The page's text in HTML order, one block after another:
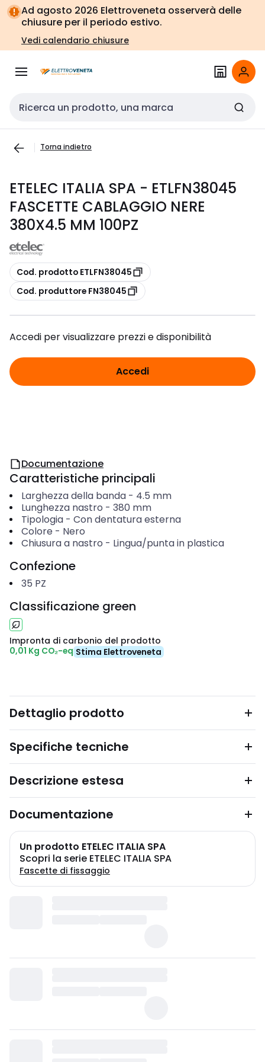
Vai alla
navigazione
Vai
alla
pagina
Ad agosto 2026 Elettroveneta osserverà delle
chiusure per il periodo estivo.
Vedi calendario chiusure
Cerca input
Torna indietro
ETELEC ITALIA SPA - ETLFN38045
FASCETTE CABLAGGIO NERE
380X4.5 MM 100PZ
copia
Cod. prodotto ETLFN38045
copia
Cod. produttore FN38045
Accedi per visualizzare prezzi e disponibilità
Accedi
Documentazione
Caratteristiche principali
Larghezza della banda- 4.5 mm
Lunghezza nastro - 380 mm
Tipologia- Con dentatura esterna
Colore - Nero
Chiusura a nastro - Lingua/punta in plastica
Confezione
35 PZ
Classificazione green
Impronta di carbonio del prodotto
0,01 Kg CO₂-eq Stima Elettroveneta
Dettaglio prodotto
Specifiche tecniche
Descrizione estesa
Documentazione
Un prodotto ETELEC ITALIA SPA
Scopri la serie ETELEC ITALIA SPA
Fascette di fissaggio